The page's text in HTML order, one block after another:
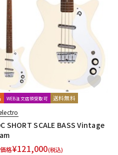
楽器アクセサ
WEB注文店頭受取可 送料無料
SHORT SCALE BASS Vintage
格¥121,000(税込)